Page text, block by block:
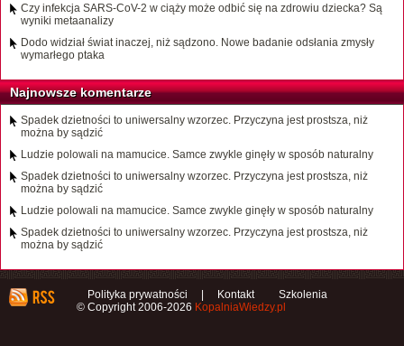
Czy infekcja SARS-CoV-2 w ciąży może odbić się na zdrowiu dziecka? Są
wyniki metaanalizy
Dodo widział świat inaczej, niż sądzono. Nowe badanie odsłania zmysły
wymarłego ptaka
Najnowsze komentarze
Spadek dzietności to uniwersalny wzorzec. Przyczyna jest prostsza, niż
można by sądzić
Ludzie polowali na mamucice. Samce zwykle ginęły w sposób naturalny
Spadek dzietności to uniwersalny wzorzec. Przyczyna jest prostsza, niż
można by sądzić
Ludzie polowali na mamucice. Samce zwykle ginęły w sposób naturalny
Spadek dzietności to uniwersalny wzorzec. Przyczyna jest prostsza, niż
można by sądzić
Polityka prywatności | Kontakt
Szkolenia
© Copyright 2006-2026 KopalniaWiedzy.pl